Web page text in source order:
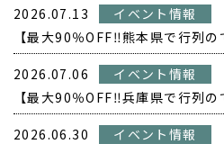
2026.07.13
イベント情報
2026.07.06
イベント情報
2026.06.30
イベント情報